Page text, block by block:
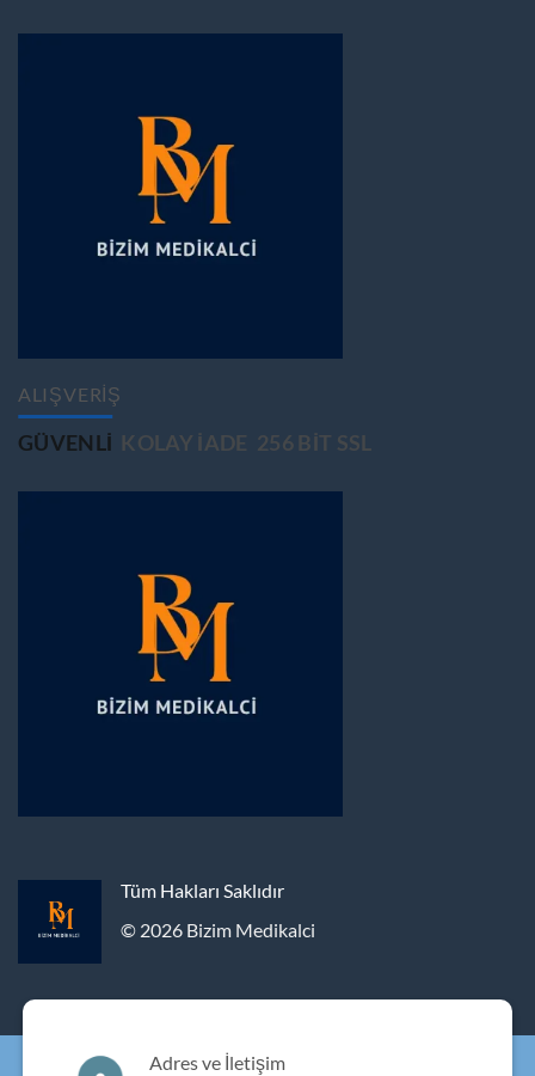
ALIŞVERİŞ
GÜVENLİ KOLAY İADE 256 BİT SSL
Tüm Hakları Saklıdır
© 2026 Bizim Medikalci
Adres ve İletişim